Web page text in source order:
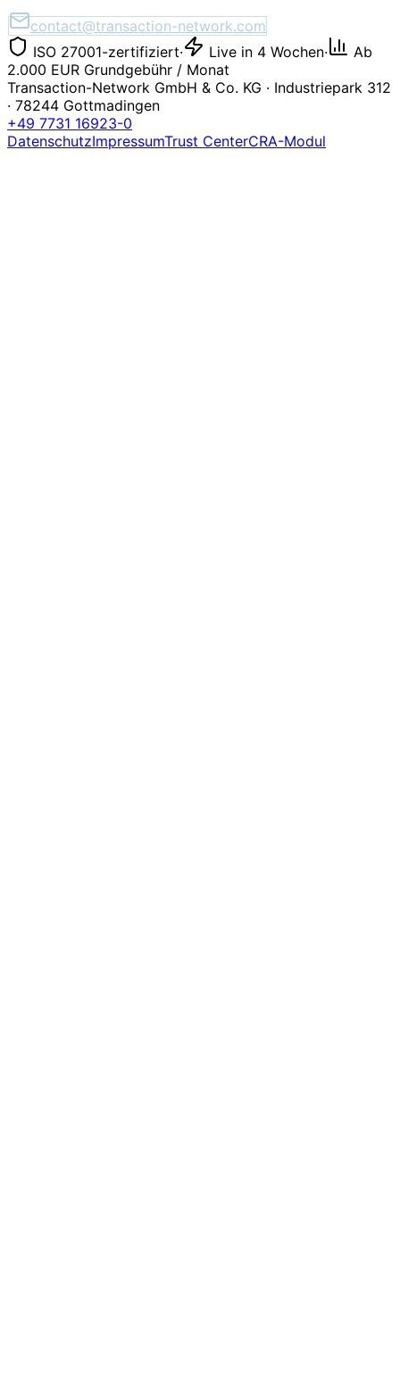
contact@transaction-network.com
ISO 27001-zertifiziert· Live in 4 Wochen·
Ab
2.000 EUR Grundgebühr / Monat
Transaction-Network GmbH & Co. KG · Industriepark 312
· 78244 Gottmadingen
+49 7731 16923-0
DatenschutzImpressumTrust CenterCRA-Modul